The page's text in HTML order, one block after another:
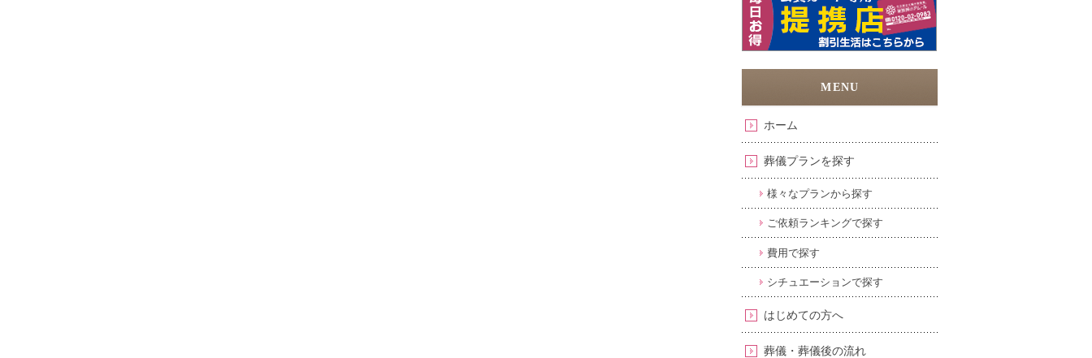
ホーム
葬儀プランを探す
様々なプランから探す
ご依頼ランキングで探す
費用で探す
シチュエーションで探す
はじめての方へ
葬儀・葬儀後の流れ